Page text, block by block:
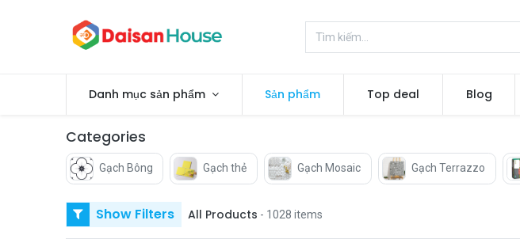
Danh mục sản phẩm Sản phẩm Top deal Blog
Categories
Gạch Bông Gạch thẻ Gạch Mosaic Gạch Terrazzo
Show Filters All Products - 1028 items